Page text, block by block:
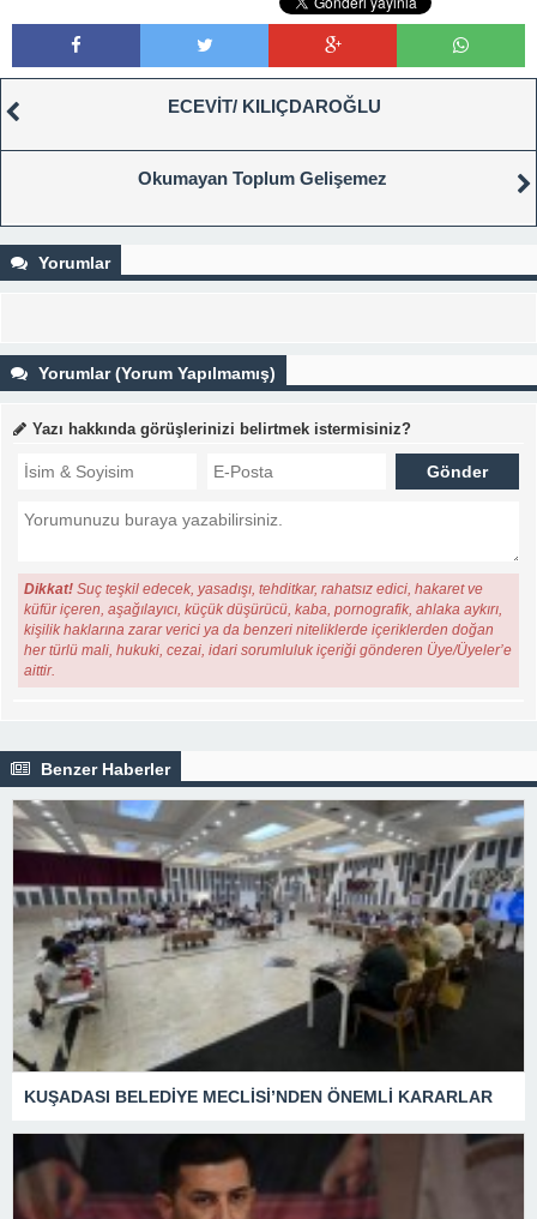
ECEVİT/ KILIÇDAROĞLU
Okumayan Toplum Gelişemez
Yorumlar
Yorumlar (Yorum Yapılmamış)
Yazı hakkında görüşlerinizi belirtmek istermisiniz?
Dikkat! Suç teşkil edecek, yasadışı, tehditkar, rahatsız edici, hakaret ve
küfür içeren, aşağılayıcı, küçük düşürücü, kaba, pornografik, ahlaka aykırı,
kişilik haklarına zarar verici ya da benzeri niteliklerde içeriklerden doğan
her türlü mali, hukuki, cezai, idari sorumluluk içeriği gönderen Üye/Üyeler’e
aittir.
Benzer Haberler
KUŞADASI BELEDİYE MECLİSİ’NDEN ÖNEMLİ KARARLAR